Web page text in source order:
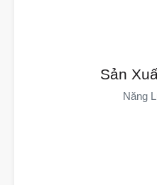
Sản
Năng
Rộng 50.000 Mét Vuông,
Nhân Viên. Các Cơ Sở Tự